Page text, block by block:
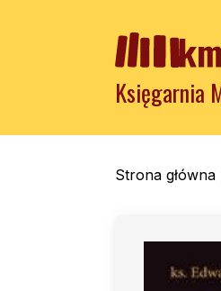
Księgarnia
Strona główna